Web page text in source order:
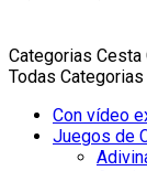
Categorias Cesta
Todas Categorias
Con vídeo
Juegos de